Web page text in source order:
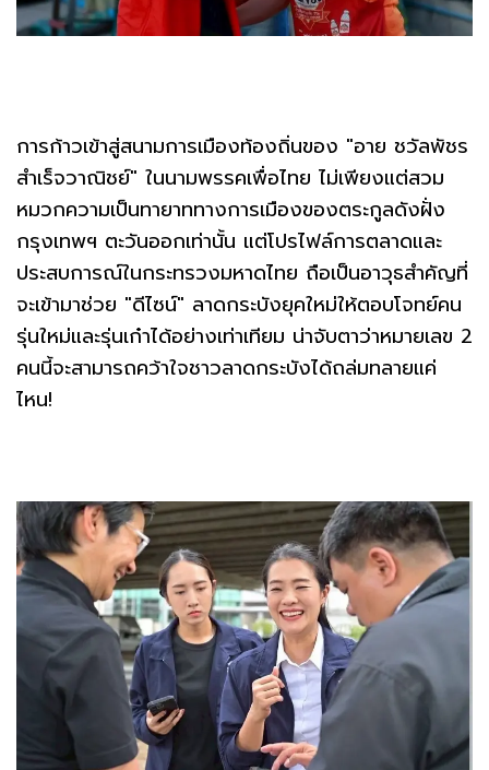
การก้าวเข้าสู่สนามการเมืองท้องถิ่นของ "อาย ชวัลพัชร
สำเร็จวาณิชย์" ในนามพรรคเพื่อไทย ไม่เพียงแต่สวม
หมวกความเป็นทายาททางการเมืองของตระกูลดังฝั่ง
กรุงเทพฯ ตะวันออกเท่านั้น แต่โปรไฟล์การตลาดและ
ประสบการณ์ในกระทรวงมหาดไทย ถือเป็นอาวุธสำคัญที่
จะเข้ามาช่วย "ดีไซน์" ลาดกระบังยุคใหม่ให้ตอบโจทย์คน
รุ่นใหม่และรุ่นเก๋าได้อย่างเท่าเทียม น่าจับตาว่าหมายเลข 2
คนนี้จะสามารถคว้าใจชาวลาดกระบังได้ถล่มทลายแค่
ไหน!